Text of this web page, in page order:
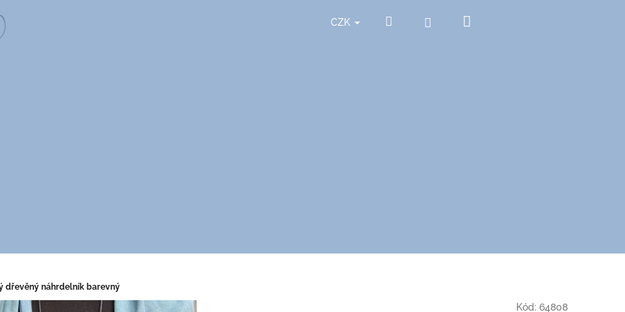
CZK Hledat Přihlášení
dřevěný náhrdelník barevný
Kód: 64808